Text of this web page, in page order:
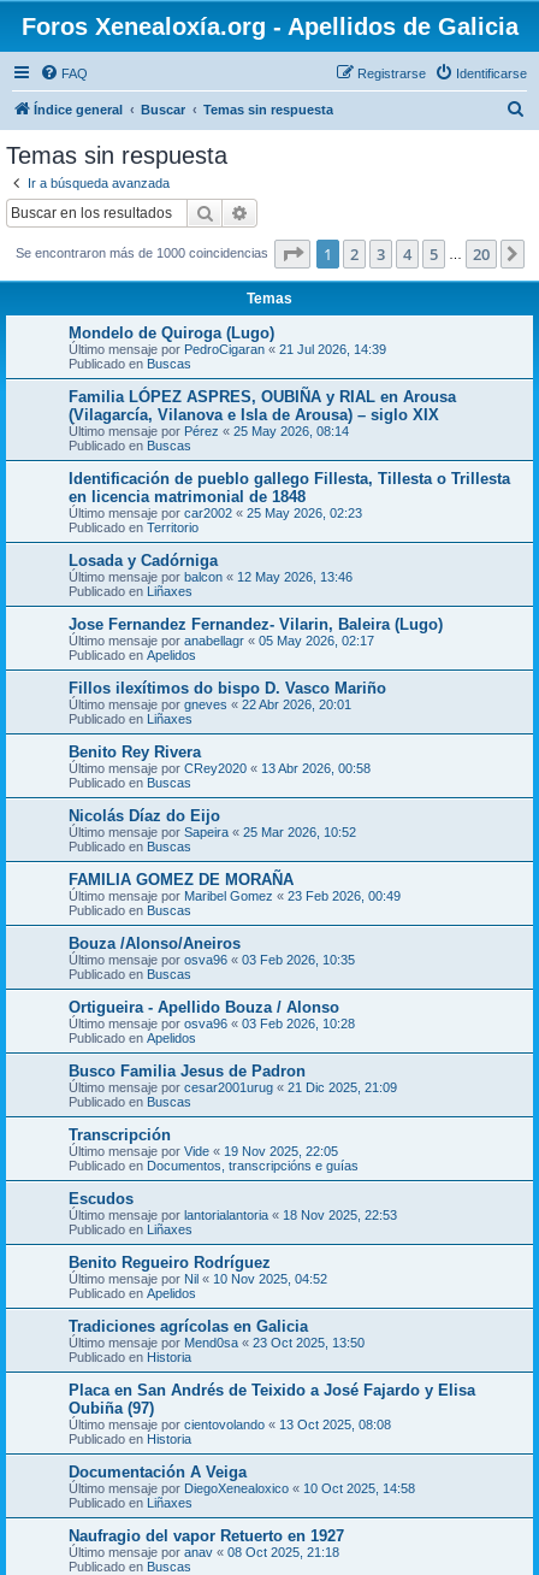
Foros Xenealoxía.org - Apellidos de Galicia
FAQ Identificarse
Registrarse
Índice general Buscar Temas sin respuesta
Temas sin respuesta
Ir a búsqueda avanzada
Buscar
Se encontraron más de 1000 coincidencias Página de 20
1 2 3 4 5 20
Temas
Mondelo de Quiroga (Lugo)
Último mensaje por PedroCigaran « 21 Jul 2026, 14:39
Publicado en Buscas
Familia LÓPEZ ASPRES, OUBIÑA y RIAL en Arousa
(Vilagarcía, Vilanova e Isla de Arousa) – siglo XIX
Último mensaje por Pérez « 25 May 2026, 08:14
Publicado en Buscas
Identificación de pueblo gallego Fillesta, Tillesta o Trillesta
en licencia matrimonial de 1848
Último mensaje por car2002 « 25 May 2026, 02:23
Publicado en Territorio
Losada y Cadórniga
Último mensaje por balcon « 12 May 2026, 13:46
Publicado en Liñaxes
Jose Fernandez Fernandez- Vilarin, Baleira (Lugo)
Último mensaje por anabellagr « 05 May 2026, 02:17
Publicado en Apelidos
Fillos ilexítimos do bispo D. Vasco Mariño
Último mensaje por gneves « 22 Abr 2026, 20:01
Publicado en Liñaxes
Benito Rey Rivera
Último mensaje por CRey2020 « 13 Abr 2026, 00:58
Publicado en Buscas
Nicolás Díaz do Eijo
Último mensaje por Sapeira « 25 Mar 2026, 10:52
Publicado en Buscas
FAMILIA GOMEZ DE MORAÑA
Último mensaje por Maribel Gomez « 23 Feb 2026, 00:49
Publicado en Buscas
Bouza /Alonso/Aneiros
Último mensaje por osva96 « 03 Feb 2026, 10:35
Publicado en Buscas
Ortigueira - Apellido Bouza / Alonso
Último mensaje por osva96 « 03 Feb 2026, 10:28
Publicado en Apelidos
Busco Familia Jesus de Padron
Último mensaje por cesar2001urug « 21 Dic 2025, 21:09
Publicado en Buscas
Transcripción
Último mensaje por Vide « 19 Nov 2025, 22:05
Publicado en Documentos, transcripcións e guías
Escudos
Último mensaje por lantorialantoria « 18 Nov 2025, 22:53
Publicado en Liñaxes
Benito Regueiro Rodríguez
Último mensaje por Nil « 10 Nov 2025, 04:52
Publicado en Apelidos
Tradiciones agrícolas en Galicia
Último mensaje por Mend0sa « 23 Oct 2025, 13:50
Publicado en Historia
Placa en San Andrés de Teixido a José Fajardo y Elisa
Oubiña (97)
Último mensaje por cientovolando « 13 Oct 2025, 08:08
Publicado en Historia
Documentación A Veiga
Último mensaje por DiegoXenealoxico « 10 Oct 2025, 14:58
Publicado en Liñaxes
Naufragio del vapor Retuerto en 1927
Último mensaje por anav « 08 Oct 2025, 21:18
Publicado en Buscas